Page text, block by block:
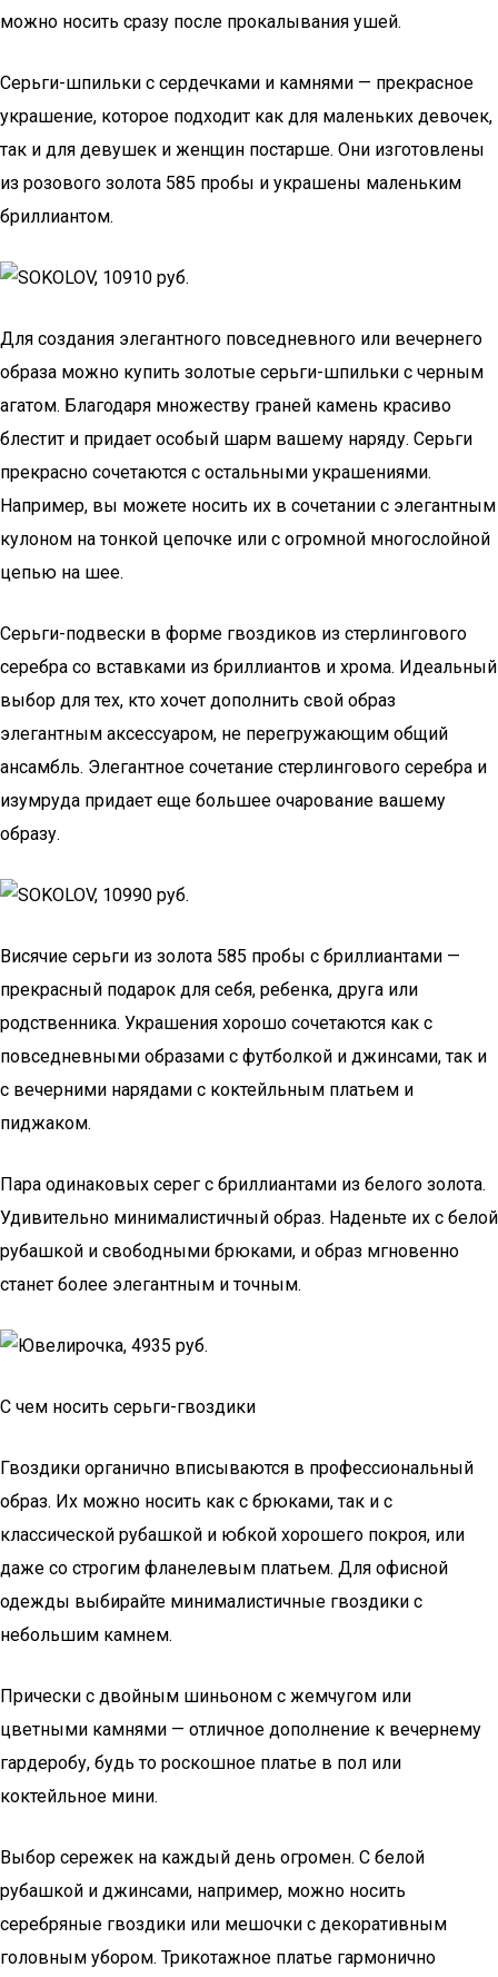
можно носить сразу после прокалывания ушей.
Серьги-шпильки с сердечками и камнями — прекрасное
украшение, которое подходит как для маленьких девочек,
так и для девушек и женщин постарше. Они изготовлены
из розового золота 585 пробы и украшены маленьким
бриллиантом.
Для создания элегантного повседневного или вечернего
образа можно купить золотые серьги-шпильки с черным
агатом. Благодаря множеству граней камень красиво
блестит и придает особый шарм вашему наряду. Серьги
прекрасно сочетаются с остальными украшениями.
Например, вы можете носить их в сочетании с элегантным
кулоном на тонкой цепочке или с огромной многослойной
цепью на шее.
Серьги-подвески в форме гвоздиков из стерлингового
серебра со вставками из бриллиантов и хрома. Идеальный
выбор для тех, кто хочет дополнить свой образ
элегантным аксессуаром, не перегружающим общий
ансамбль. Элегантное сочетание стерлингового серебра и
изумруда придает еще большее очарование вашему
образу.
Висячие серьги из золота 585 пробы с бриллиантами —
прекрасный подарок для себя, ребенка, друга или
родственника. Украшения хорошо сочетаются как с
повседневными образами с футболкой и джинсами, так и
с вечерними нарядами с коктейльным платьем и
пиджаком.
Пара одинаковых серег с бриллиантами из белого золота.
Удивительно минималистичный образ. Наденьте их с белой
рубашкой и свободными брюками, и образ мгновенно
станет более элегантным и точным.
С чем носить серьги-гвоздики
Гвоздики органично вписываются в профессиональный
образ. Их можно носить как с брюками, так и с
классической рубашкой и юбкой хорошего покроя, или
даже со строгим фланелевым платьем. Для офисной
одежды выбирайте минималистичные гвоздики с
небольшим камнем.
Прически с двойным шиньоном с жемчугом или
цветными камнями — отличное дополнение к вечернему
гардеробу, будь то роскошное платье в пол или
коктейльное мини.
Выбор сережек на каждый день огромен. С белой
рубашкой и джинсами, например, можно носить
серебряные гвоздики или мешочки с декоративным
головным убором. Трикотажное платье гармонично